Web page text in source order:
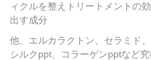
ィクルを整えトリートメントの
出す成分
他、エルカラクトン、セラミド、
シルクppt、コラーゲンpptなど